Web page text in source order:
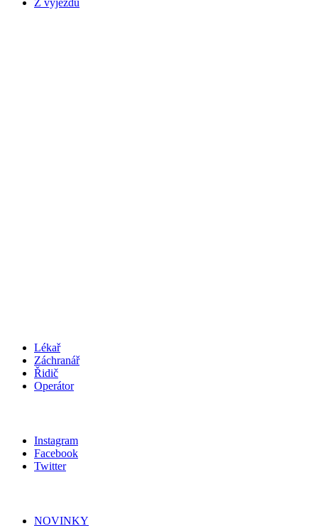
Z výjezdů
Lékař
Záchranář
Řidič
Operátor
Instagram
Facebook
Twitter
NOVINKY